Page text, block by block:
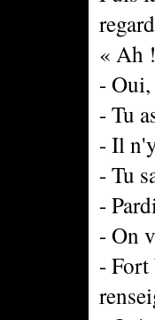
« Ah
-
- Tu
- Il
- Tu
-
- On
- Fort